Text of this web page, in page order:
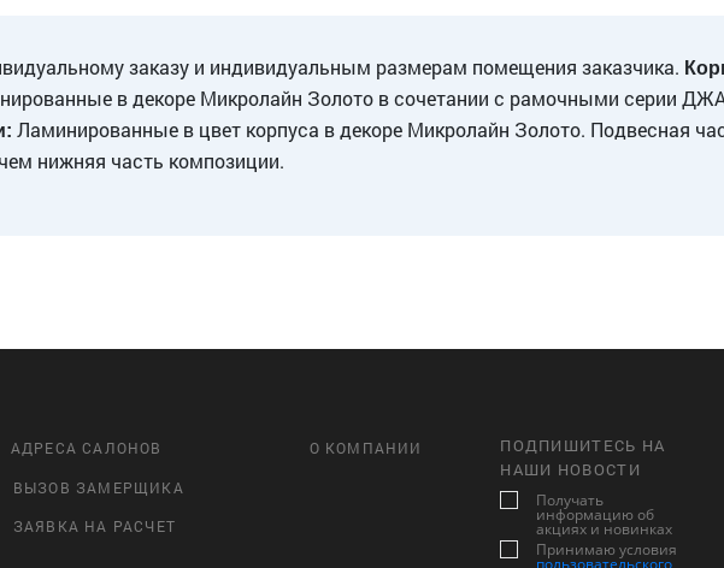
заказу и индивидуальным размерам помещения заказчика.
в декоре Микролайн Золото в сочетании с рамочными серии
Ламинированные в цвет корпуса в декоре Микролайн Золото. Подвесная
нижняя часть композиции.
АДРЕСА САЛОНОВ
ВЫЗОВ ЗАМЕРЩИКА
ЗАЯВКА НА РАСЧЕТ
О КОМПАНИИ
ПОДПИШИТЕСЬ НА
НАШИ НОВОСТИ
Получать
информацию об
акциях и новинках
Принимаю условия